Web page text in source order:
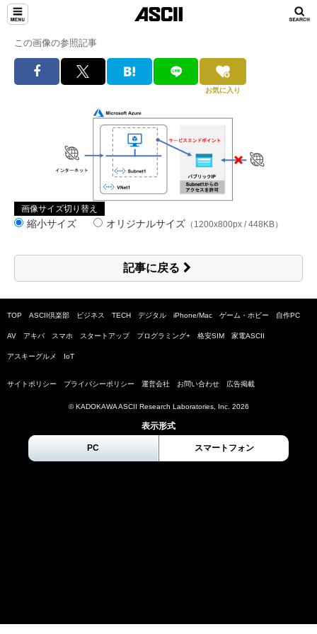
この画像の参照記事
お気に入り
画像サイズ切り替え
縮小サイズ オリジナルサイズ （1200x800px / 448KB）
記事に戻る
TOP ASCII倶楽部 ビジネス TECH デジタル iPhone/Mac ゲーム・ホビー 自作PC
AV アキバ スマホ スタートアップ プログラミング+ 格安SIM 家電ASCII
アスキーグルメ IoT
サイトポリシー プライバシーポリシー 運営会社 お問い合わせ 広告掲載
© KADOKAWA ASCII Research Laboratories, Inc. 2026
表示形式
PC スマートフォン